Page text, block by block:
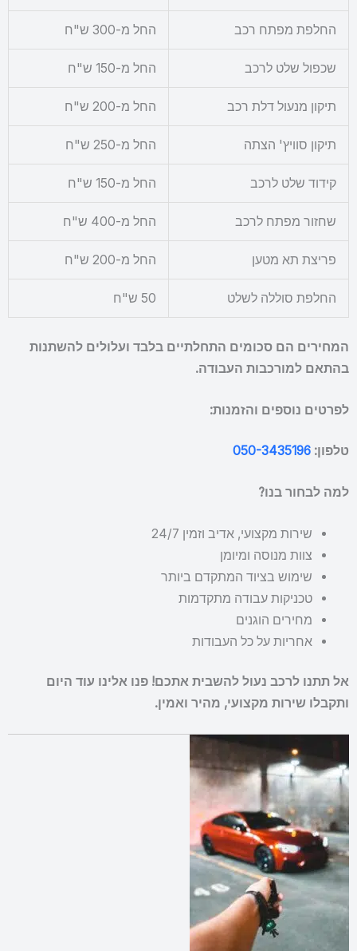
החלפת מפתח רכב החל מ-300 ש"ח
שכפול שלט לרכב החל מ-150 ש"ח
תיקון מנעול דלת רכב החל מ-200 ש"ח
תיקון סוויץ' הצתה החל מ-250 ש"ח
קידוד שלט לרכב החל מ-150 ש"ח
שחזור מפתח לרכב החל מ-400 ש"ח
פריצת תא מטען החל מ-200 ש"ח
החלפת סוללה לשלט 50 ש"ח
המחירים הם סכומים התחלתיים בלבד ועלולים להשתנות
בהתאם למורכבות העבודה.
לפרטים נוספים והזמנות:
טלפון: 050-3435196
למה לבחור בנו?
שירות מקצועי, אדיב וזמין 24/7
צוות מנוסה ומיומן
שימוש בציוד המתקדם ביותר
טכניקות עבודה מתקדמות
מחירים הוגנים
אחריות על כל העבודות
אל תתנו לרכב נעול להשבית אתכם! פנו אלינו עוד היום
ותקבלו שירות מקצועי, מהיר ואמין.